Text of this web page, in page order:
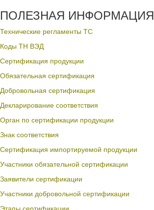
ПОЛЕЗНАЯ ИНФОРМАЦИЯ
Технические регламенты ТС
Коды ТН ВЭД
Сертификация продукции
Обязательная сертификация
Добровольная сертификация
Декларирование соответствия
Орган по сертификации продукции
Знак соответствия
Сертификация импортируемой продукции
Участники обязательной сертификации
Заявители сертификации
Участники добровольной сертификации